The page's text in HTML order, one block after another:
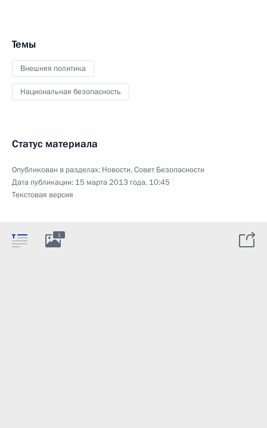
Темы
Внешняя политика
Национальная безопасность
Статус материала
Опубликован в разделах: Новости,Совет Безопасности
Дата публикации: 15 марта 2013 года, 10:45
Текстовая версия
1